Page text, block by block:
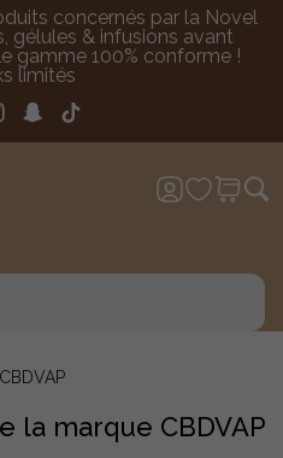
concernés par la Novel
gélules & infusions avant
gamme 100% conforme !
limités
CBDVAP
la marque CBDVAP